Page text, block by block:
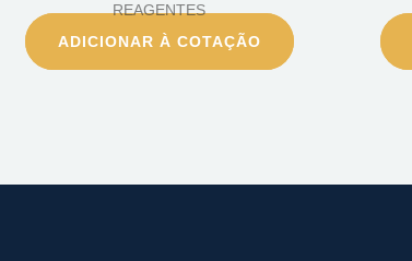
REAGENTES
ADICIONAR À COTAÇÃO